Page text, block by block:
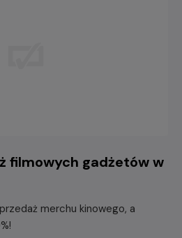
filmowych gadżetów w
merchu kinowego, a